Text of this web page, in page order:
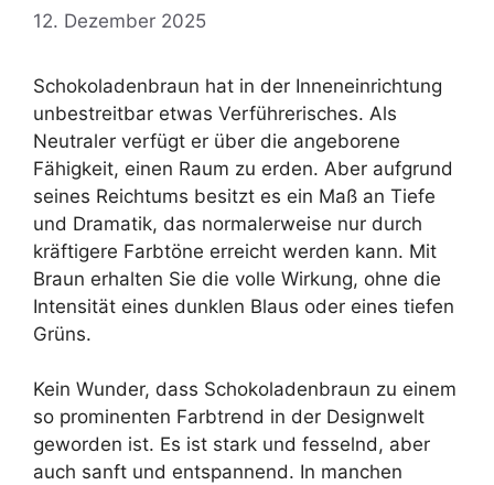
12. Dezember 2025
Schokoladenbraun hat in der Inneneinrichtung
unbestreitbar etwas Verführerisches. Als
Neutraler verfügt er über die angeborene
Fähigkeit, einen Raum zu erden. Aber aufgrund
seines Reichtums besitzt es ein Maß an Tiefe
und Dramatik, das normalerweise nur durch
kräftigere Farbtöne erreicht werden kann. Mit
Braun erhalten Sie die volle Wirkung, ohne die
Intensität eines dunklen Blaus oder eines tiefen
Grüns.
Kein Wunder, dass Schokoladenbraun zu einem
so prominenten Farbtrend in der Designwelt
geworden ist. Es ist stark und fesselnd, aber
auch sanft und entspannend. In manchen